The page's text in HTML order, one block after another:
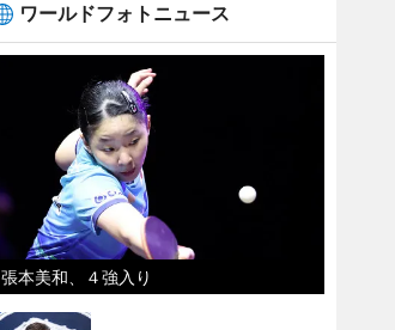
ワールドフォトニュース
張本美和、４強入り